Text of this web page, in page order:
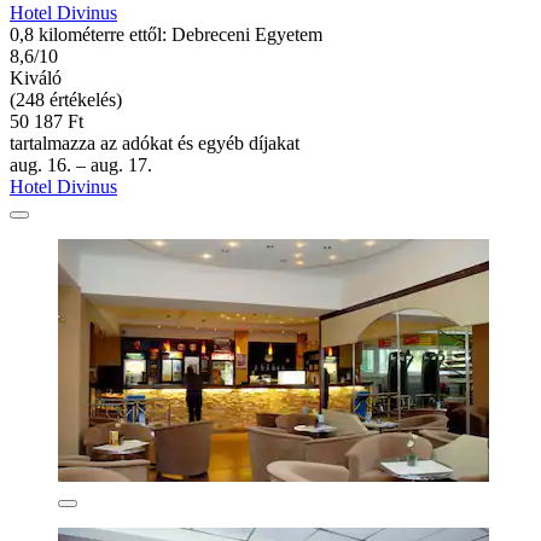
Hotel Divinus
0,8 kilométerre ettől: Debreceni Egyetem
8,6/10
Kiváló
(248 értékelés)
50 187 Ft
tartalmazza az adókat és egyéb díjakat
aug. 16. – aug. 17.
Hotel Divinus